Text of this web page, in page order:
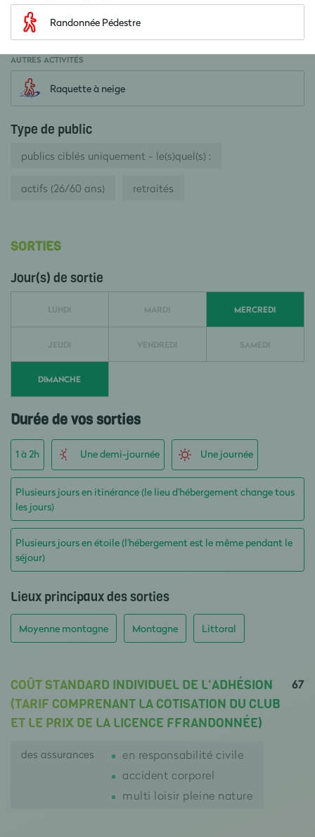
Randonnée Pédestre
AUTRES ACTIVITÉS
Raquette à neige
Type de public
publics ciblés uniquement - le(s)quel(s) :
actifs (26/60 ans) retraités
SORTIES
Jour(s) de sortie
LUNDI MARDI MERCREDI
JEUDI VENDREDI SAMEDI
DIMANCHE
Durée de vos sorties
1 à 2h Une demi-journée Une journée
Plusieurs jours en itinérance (le lieu d'hébergement change tous
les jours)
Plusieurs jours en étoile (l'hébergement est le même pendant le
séjour)
Lieux principaux des sorties
Moyenne montagne Montagne Littoral
COÛT STANDARD INDIVIDUEL DE L'ADHÉSION
(TARIF COMPRENANT LA COTISATION DU CLUB
ET LE PRIX DE LA LICENCE FFRANDONNÉE)
67
des assurances
en responsabilité civile
accident corporel
multi loisir pleine nature